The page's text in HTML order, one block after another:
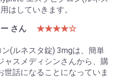
はしていきます。
さん
★★★★☆
(ルネスタ錠) 3mgは、簡単
ャスメディシンさんから、購
世話になることになっていま